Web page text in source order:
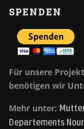
SPENDEN
Für unsere
benötigen wir
Mehr unter:
Departements